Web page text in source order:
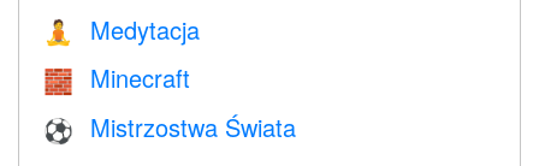
🧘 Medytacja
🧱 Minecraft
⚽ Mistrzostwa Świata